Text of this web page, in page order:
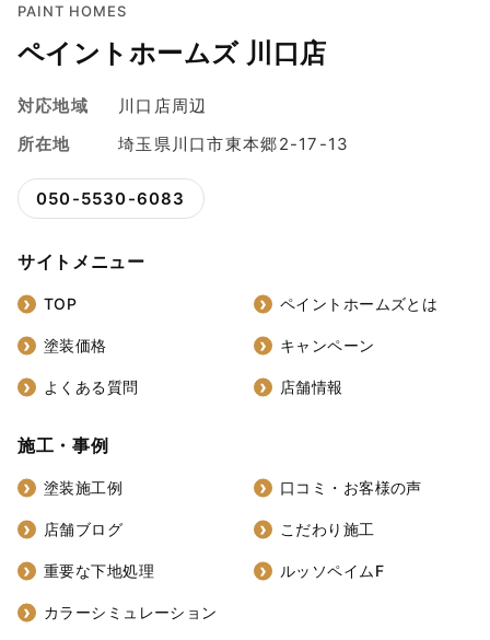
PAINT HOMES
ペイントホームズ 川口店
対応地域
川口店周辺
所在地
埼玉県川口市東本郷2-17-13
050-5530-6083
サイトメニュー
TOP ペイントホームズとは
塗装価格 キャンペーン
よくある質問 店舗情報
施工・事例
塗装施工例 口コミ・お客様の声
店舗ブログ こだわり施工
重要な下地処理 ルッソペイムF
カラーシミュレーション